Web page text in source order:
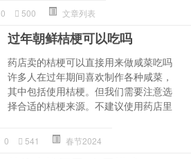
0 500 文章列表
过年朝鲜桔梗可以吃吗
药店卖的桔梗可以直接用来做咸菜吃吗
许多人在过年期间喜欢制作各种咸菜，
其中包括使用桔梗。但我们需要注意选
择合适的桔梗来源。不建议使用药店里
0 541 春节2024